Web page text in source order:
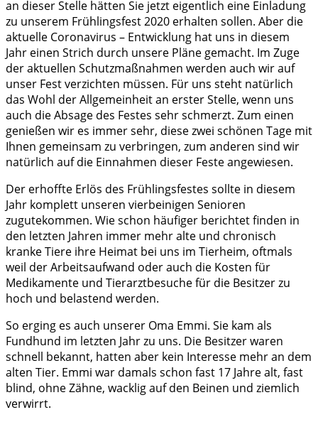
an dieser Stelle hätten Sie jetzt eigentlich eine Einladung
zu unserem Frühlingsfest 2020 erhalten sollen. Aber die
aktuelle Coronavirus – Entwicklung hat uns in diesem
Jahr einen Strich durch unsere Pläne gemacht. Im Zuge
der aktuellen Schutzmaßnahmen werden auch wir auf
unser Fest verzichten müssen. Für uns steht natürlich
das Wohl der Allgemeinheit an erster Stelle, wenn uns
auch die Absage des Festes sehr schmerzt. Zum einen
genießen wir es immer sehr, diese zwei schönen Tage mit
Ihnen gemeinsam zu verbringen, zum anderen sind wir
natürlich auf die Einnahmen dieser Feste angewiesen.
Der erhoffte Erlös des Frühlingsfestes sollte in diesem
Jahr komplett unseren vierbeinigen Senioren
zugutekommen. Wie schon häufiger berichtet finden in
den letzten Jahren immer mehr alte und chronisch
kranke Tiere ihre Heimat bei uns im Tierheim, oftmals
weil der Arbeitsaufwand oder auch die Kosten für
Medikamente und Tierarztbesuche für die Besitzer zu
hoch und belastend werden.
So erging es auch unserer Oma Emmi. Sie kam als
Fundhund im letzten Jahr zu uns. Die Besitzer waren
schnell bekannt, hatten aber kein Interesse mehr an dem
alten Tier. Emmi war damals schon fast 17 Jahre alt, fast
blind, ohne Zähne, wacklig auf den Beinen und ziemlich
verwirrt.